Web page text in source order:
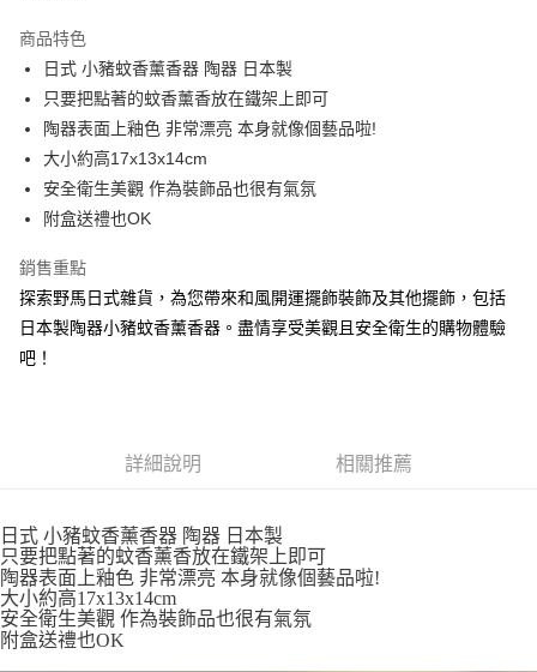
合作金庫商業銀行
華南商業銀行
彰化商業銀行
上海商業儲蓄銀行
台北富邦商業銀行
國泰世華商業銀行
兆豐國際商業銀行
臺灣中小企業銀行
匯豐（台灣）商業銀行
華泰商業銀行
聯邦商業銀行
遠東國際商業銀行
元大商業銀行
台新國際商業銀行
台灣樂天信用卡公司
超商取貨付款
LINE Pay
Apple Pay
街口支付
Google Pay
ATM付款
每筆NT$65，滿NT$999(含以上)免運費
每筆NT$65，滿NT$999(含以上)免運費
7-11取貨付款
每筆NT$65，滿NT$999(含以上)免運費
付款後7-11取貨
商品特色
日式 小豬蚊香薰香器 陶器 日本製
只要把點著的蚊香薰香放在鐵架上即可
陶器表面上釉色 非常漂亮 本身就像個藝品啦!
大小約高17x13x14cm
安全衛生美觀 作為裝飾品也很有氣氛
附盒送禮也OK
銷售重點
探索野馬日式雜貨，為您帶來和風開運擺飾裝飾及其他擺飾，包括
日本製陶器小豬蚊香薰香器。盡情享受美觀且安全衛生的購物體驗
吧！
詳細說明 相關推薦
日式 小豬蚊香薰香器 陶器 日本製
只要把點著的蚊香薰香放在鐵架上即可
陶器表面上釉色 非常漂亮 本身就像個藝品啦!
大小約高17x13x14cm
安全衛生美觀 作為裝飾品也很有氣氛
附盒送禮也OK